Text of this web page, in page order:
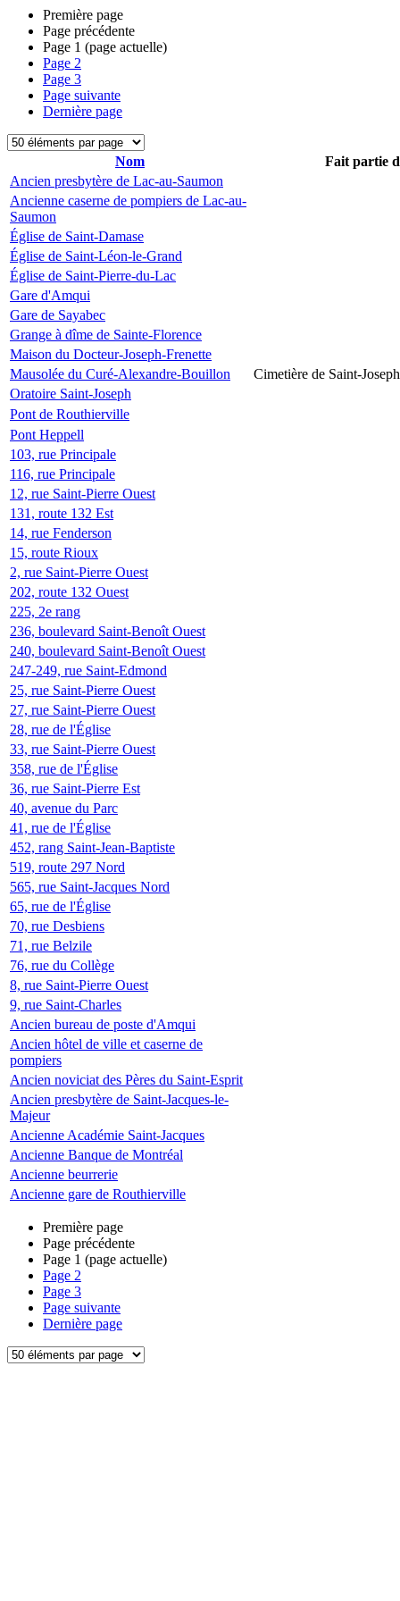
Première page
Page précédente
Page 1 (page actuelle)
Page 2
Page 3
Page suivante
Dernière page
Nom
Fait partie
Ancien presbytère de Lac-au-Saumon
Ancienne caserne de pompiers de Lac-au-
Saumon
Église de Saint-Damase
Église de Saint-Léon-le-Grand
Église de Saint-Pierre-du-Lac
Gare d'Amqui
Gare de Sayabec
Grange à dîme de Sainte-Florence
Maison du Docteur-Joseph-Frenette
Mausolée du Curé-Alexandre-Bouillon
Cimetière de Saint-Joseph
Oratoire Saint-Joseph
Pont de Routhierville
Pont Heppell
103, rue Principale
116, rue Principale
12, rue Saint-Pierre Ouest
131, route 132 Est
14, rue Fenderson
15, route Rioux
2, rue Saint-Pierre Ouest
202, route 132 Ouest
225, 2e rang
236, boulevard Saint-Benoît Ouest
240, boulevard Saint-Benoît Ouest
247-249, rue Saint-Edmond
25, rue Saint-Pierre Ouest
27, rue Saint-Pierre Ouest
28, rue de l'Église
33, rue Saint-Pierre Ouest
358, rue de l'Église
36, rue Saint-Pierre Est
40, avenue du Parc
41, rue de l'Église
452, rang Saint-Jean-Baptiste
519, route 297 Nord
565, rue Saint-Jacques Nord
65, rue de l'Église
70, rue Desbiens
71, rue Belzile
76, rue du Collège
8, rue Saint-Pierre Ouest
9, rue Saint-Charles
Ancien bureau de poste d'Amqui
Ancien hôtel de ville et caserne de
pompiers
Ancien noviciat des Pères du Saint-Esprit
Ancien presbytère de Saint-Jacques-le-
Majeur
Ancienne Académie Saint-Jacques
Ancienne Banque de Montréal
Ancienne beurrerie
Ancienne gare de Routhierville
Première page
Page précédente
Page 1 (page actuelle)
Page 2
Page 3
Page suivante
Dernière page